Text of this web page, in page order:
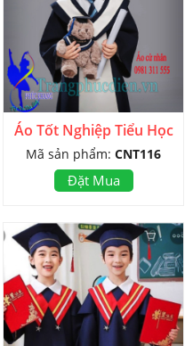
Áo Tốt Nghiệp Tiểu Học
Mã sản phẩm: CNT116
Đặt Mua